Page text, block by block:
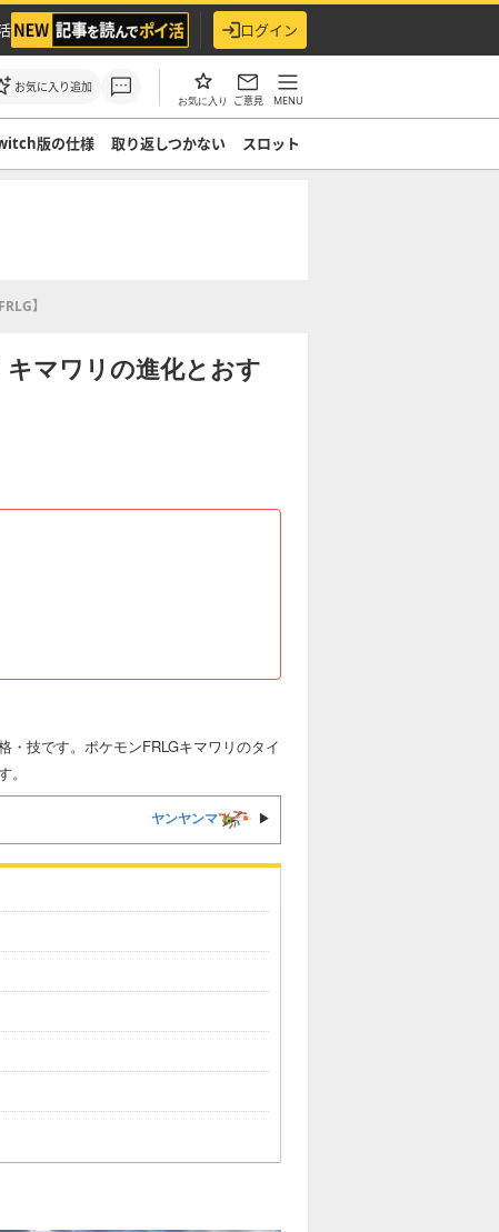
ログイン
お気に入り追加
お気に入り ご意見 MENU
版の仕様 取り返しつかない スロット
】
キマワリの進化とおす
・技です。ポケモンFRLGキマワリのタイ
ヤンヤンマ ▶︎